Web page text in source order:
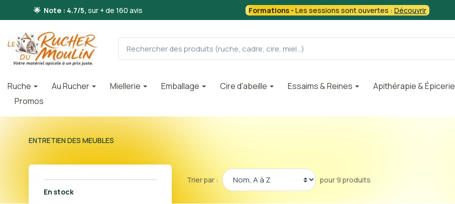
🌟 Note : 4.7/5, sur + de 160 avis Formations - Les sessions sont ouvertes : Découvrir
Ruche Au Rucher Miellerie Emballage Cire d'abeille Essaims & Reines Apithérapie & Épicerie
Promos
ENTRETIEN DES MEUBLES
En stock
Trier par : pour 9 produits